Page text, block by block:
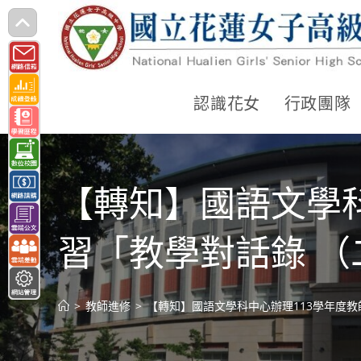
跳
轉
至
主
要
內
容
認識花女 行政團隊
【轉知】國語文
習「教學對話錄
> 教師進修 > 【轉知】國語文學科中心辦理113學年度